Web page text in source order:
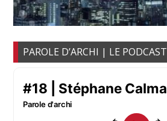
PAROLE D’ARCHI | LE PODCAST